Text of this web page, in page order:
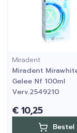
Miradent
Miradent
Gelee Nf 100ml
Verv.2549210
€ 10,25
Bestel